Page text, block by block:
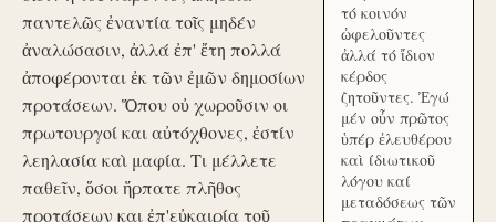
παντελῶς ἐναντία τοῖς μηδέν
ἀναλώσασιν, ἀλλά ἐπ' ἔτη πολλά
ἀποφέρονται ἐκ τῶν ἐμῶν δημοσίων
προτάσεων. Ὅπου οὐ χωροῦσιν οι
πρωτουργοί και αὐτόχθονες, ἐστίν
λεηλασία καὶ μαφία. Τι μέλλετε
παθεῖν, ὅσοι ἥρπατε πλῆθος
προτάσεων και ἐπ'εὐκαιρία τοῦ
τό κοινόν
ὠφελοῦντες
ἀλλά τό ἴδιον
κέρδος
ζητοῦντες. Ἐγώ
μέν οὖν πρῶτος
ὑπέρ ἐλευθέρου
καὶ ίδιωτικοῦ
λόγου καί
μεταδόσεως τῶν